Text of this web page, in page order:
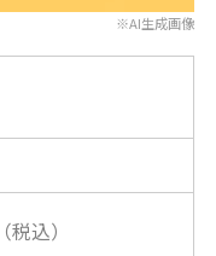
※AI生成画像
（税込）